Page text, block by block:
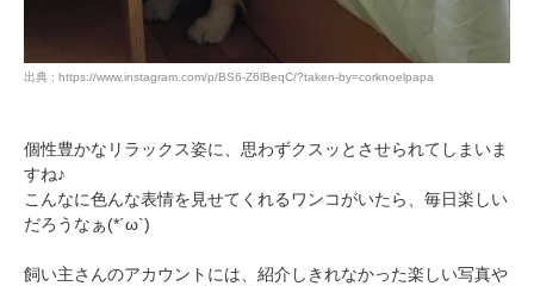
出典 : https://www.instagram.com/p/BS6-Z6lBeqC/?taken-by=corknoelpapa
個性豊かなリラックス姿に、思わずクスッとさせられてしまいま
すね♪
こんなに色んな表情を見せてくれるワンコがいたら、毎日楽しい
だろうなぁ(*´ω`)
飼い主さんのアカウントには、紹介しきれなかった楽しい写真や